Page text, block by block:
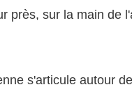
près, sur la main de
s'articule autour